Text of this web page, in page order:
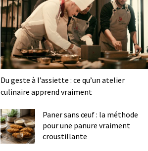
Du geste à l’assiette : ce qu’un atelier
culinaire apprend vraiment
Paner sans œuf : la méthode
pour une panure vraiment
croustillante